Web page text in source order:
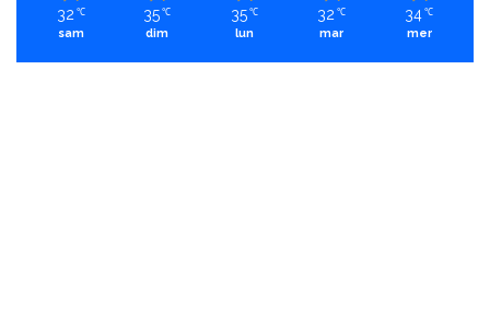
32 ℃
sam
35 ℃
dim
35 ℃
lun
32 ℃
mar
34 ℃
mer